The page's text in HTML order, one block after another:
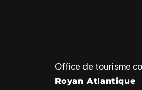
Office de tourisme
Royan Atlantique